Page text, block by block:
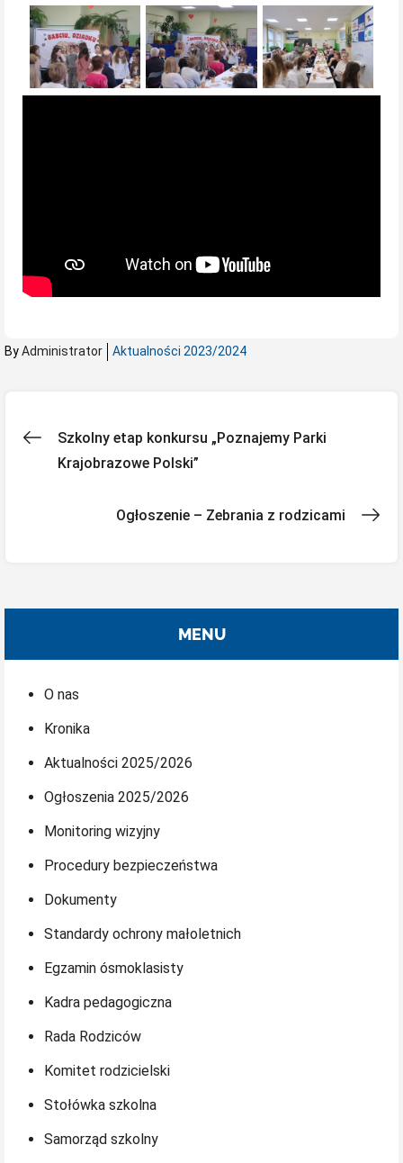
ByAdministrator Aktualności 2023/2024
Nawigacja
Szkolny etap konkursu „Poznajemy Parki
Krajobrazowe Polski”
Ogłoszenie – Zebrania z rodzicami
MENU
O nas
Kronika
Aktualności 2025/2026
Ogłoszenia 2025/2026
Monitoring wizyjny
Procedury bezpieczeństwa
Dokumenty
Standardy ochrony małoletnich
Egzamin ósmoklasisty
Kadra pedagogiczna
Rada Rodziców
Komitet rodzicielski
Stołówka szkolna
Samorząd szkolny